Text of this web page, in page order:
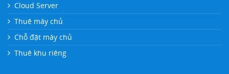
Cloud Server
Thuê máy chủ
Chỗ đặt máy chủ
Thuê khu riêng